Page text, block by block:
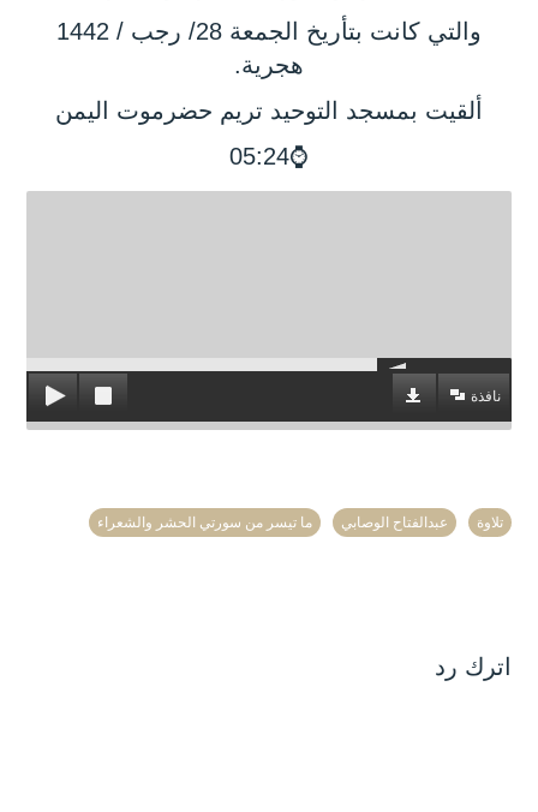
والتي كانت بتأريخ الجمعة 28/ رجب / 1442
هجرية.
ألقيت بمسجد التوحيد تريم حضرموت اليمن
⌚05:24
نافذة
تلاوة عبدالفتاح الوصابي ما تيسر من سورتي الحشر والشعراء
اترك رد